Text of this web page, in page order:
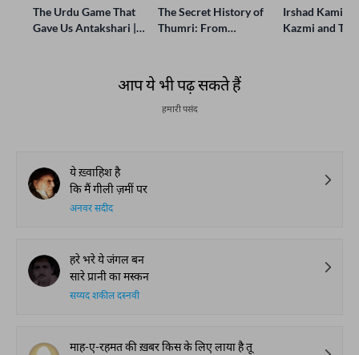
The Urdu Game That
Gave Us Antakshari |
The Secret History of
Thumri: From
Irshad Kamil,
Kazmi and
आप ये भी पढ़ सकते हैं
हमारी पसंद
ये ख़्वाहिश है
कि मैं गीली ज़मीं पर
अनवर सदीद
हरे भरे ये जंगल बन
सारे प्रानी का मस्कन
सय्यद शकील दस्नवी
माह-ए-रहमत की ख़बर किस के लिए लाया है तू